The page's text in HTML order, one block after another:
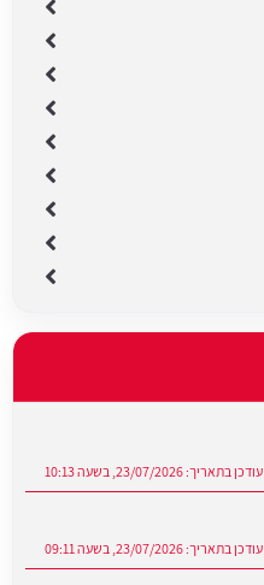
עודכן בתאריך:23/07/2026, בשעה 10:13
עודכן בתאריך: 23/07/2026, בשעה 09:11
עודכן בתאריך: 22/07/2026, בשעה 12:36